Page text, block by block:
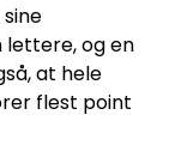
lettere, og en
at hele
flest point